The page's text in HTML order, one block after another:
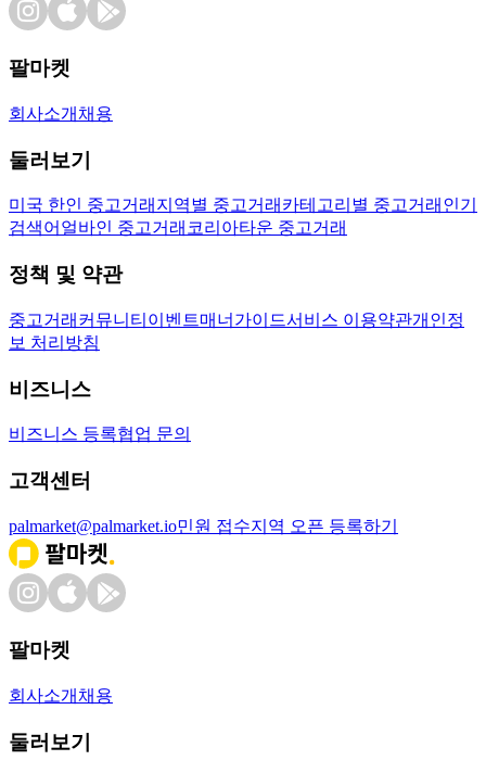
팔마켓
회사소개 채용
둘러보기
미국 한인 중고거래 지역별 중고거래 카테고리별 중고거래 인기
검색어 얼바인 중고거래 코리아타운 중고거래
정책 및 약관
중고거래 커뮤니티 이벤트매너가이드서비스 이용약관개인정
보 처리방침
비즈니스
비즈니스 등록협업 문의
고객센터
palmarket@palmarket.io민원 접수지역 오픈 등록하기
팔마켓
회사소개 채용
둘러보기